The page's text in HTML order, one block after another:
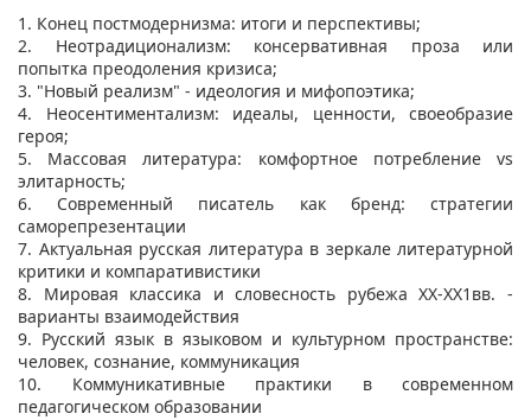
1. Конец постмодернизма: итоги и перспективы;
2. Неотрадиционализм: консервативная проза или
попытка преодоления кризиса;
3. "Новый реализм" - идеология и мифопоэтика;
4. Неосентиментализм: идеалы, ценности, своеобразие
героя;
5. Массовая литература: комфортное потребление vs
элитарность;
6. Современный писатель как бренд: стратегии
саморепрезентации
7. Актуальная русская литература в зеркале литературной
критики и компаративистики
8. Мировая классика и словесность рубежа ХХ-ХХ1вв. -
варианты взаимодействия
9. Русский язык в языковом и культурном пространстве:
человек, сознание, коммуникация
10. Коммуникативные практики в современном
педагогическом образовании